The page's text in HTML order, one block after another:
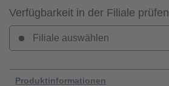
Verfügbarkeit in der Filiale prüfen
Filiale auswählen
Produktinformationen